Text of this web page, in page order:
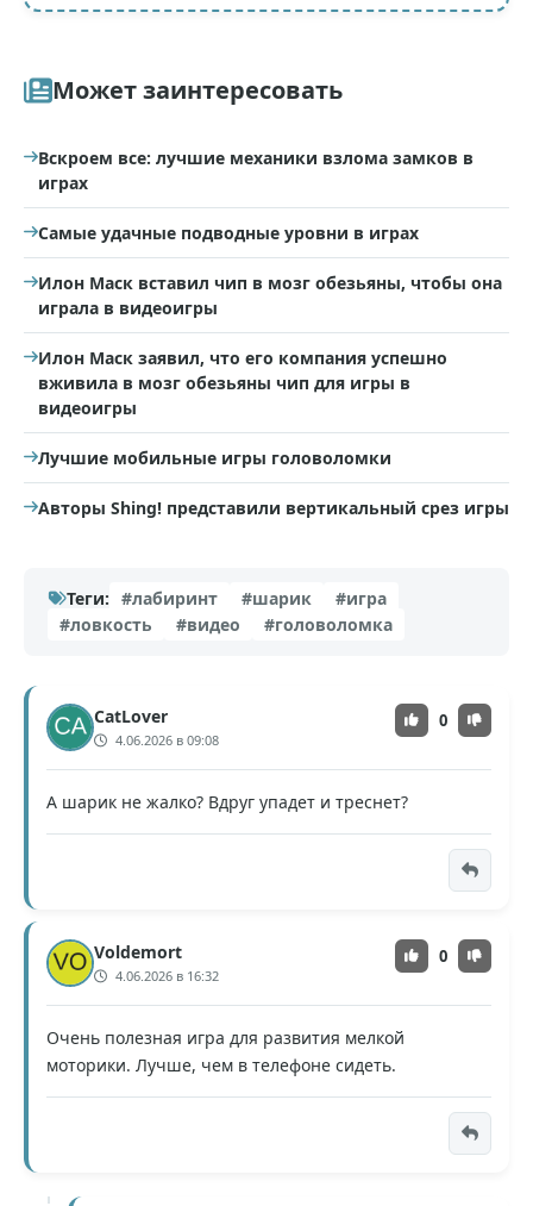
Может заинтересовать
Вскроем все: лучшие механики взлома замков в
играх
Самые удачные подводные уровни в играх
Илон Маск вставил чип в мозг обезьяны, чтобы она
играла в видеоигры
Илон Маск заявил, что его компания успешно
вживила в мозг обезьяны чип для игры в
видеоигры
Лучшие мобильные игры головоломки
Авторы Shing! представили вертикальный срез игры
Теги: #лабиринт #шарик
#игра
#ловкость
#видео #головоломка
CatLover
4.06.2026 в 09:08
0
А шарик не жалко? Вдруг упадет и треснет?
Voldemort
4.06.2026 в 16:32
0
Очень полезная игра для развития мелкой
моторики. Лучше, чем в телефоне сидеть.